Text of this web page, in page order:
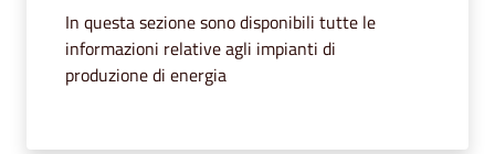
News
Eventi
In questa sezione sono disponibili tutte le
informazioni relative agli impianti di
produzione di energia